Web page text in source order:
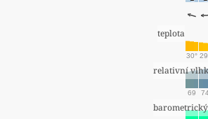
teplota
30°
relativní
69 74